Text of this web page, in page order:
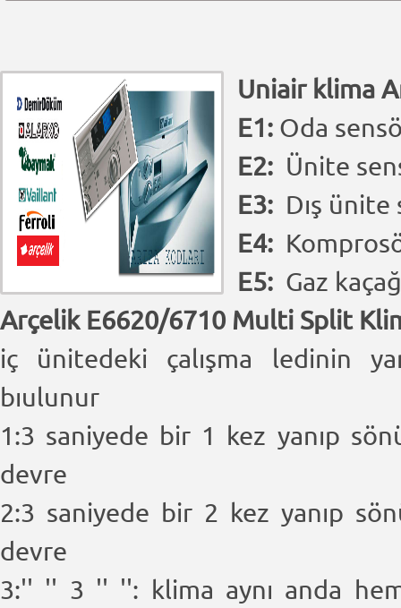
Uniair klima
E1: Oda
E2: Ünite
E3: Dış ünite
E4:
E5: Gaz
Arçelik E6620/6710 Multi Split
iç ünitedeki çalışma ledinin
bıulunur
1:3 saniyede bir 1 kez yanıp
devre
2:3 saniyede bir 2 kez yanıp
devre
3:'' '' 3 '' '': klima aynı anda hem